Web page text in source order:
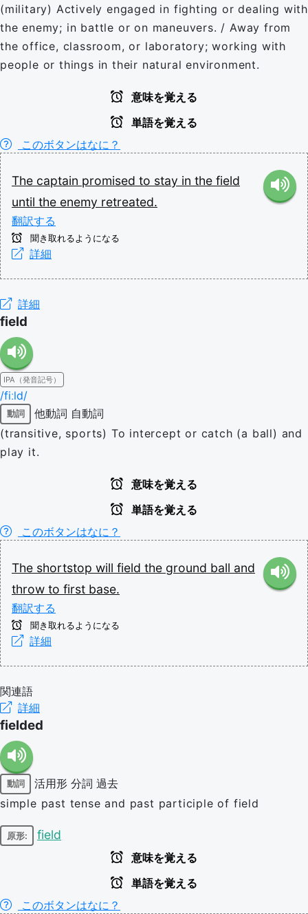
(military) Actively engaged in fighting or dealing with
the enemy; in battle or on maneuvers. / Away from
the office, classroom, or laboratory; working with
people or things in their natural environment.
意味を覚える
単語を覚える
このボタンはなに？
The captain promised to stay in the field
until the enemy retreated.
翻訳する
聞き取れるようになる
詳細
詳細
field
IPA（発音記号）
/fiːld/
動詞 他動詞 自動詞
(transitive, sports) To intercept or catch (a ball) and
play it.
意味を覚える
単語を覚える
このボタンはなに？
The shortstop will field the ground ball and
throw to first base.
翻訳する
聞き取れるようになる
詳細
関連語
詳細
fielded
動詞 活用形 分詞 過去
simple past tense and past participle of field
原形: field
意味を覚える
単語を覚える
このボタンはなに？